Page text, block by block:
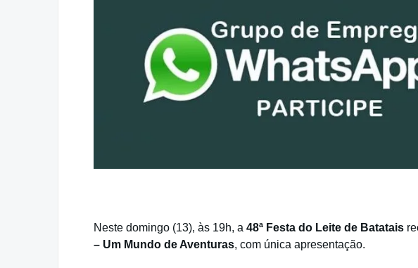
Neste domingo (13), às 19h, a 48ª Festa do Leite de Batatais
– Um Mundo de Aventuras, com única apresentação.